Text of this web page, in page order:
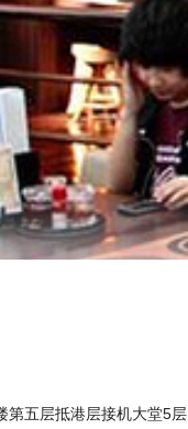
第五层抵港层接机大堂5层